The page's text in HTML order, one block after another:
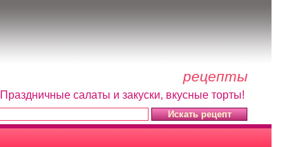
рецепты
салаты и закуски, вкусные торты!